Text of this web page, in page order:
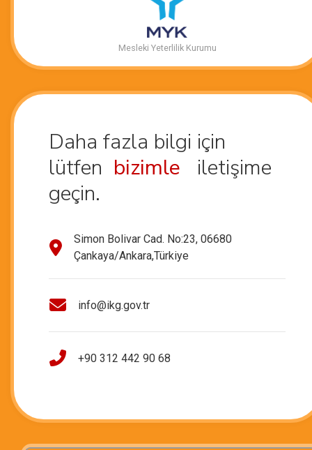
Mesleki Yeterlilik Kurumu
Daha fazla bilgi için
lütfen bizimle
iletişime
geçin.
Simon Bolivar Cad. No:23, 06680
Çankaya/Ankara,Türkiye
info@ikg.gov.tr
+90 312 442 90 68